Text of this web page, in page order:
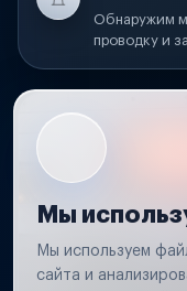
Обнаружим
проводку и
Мы
Мы используем
сайта и